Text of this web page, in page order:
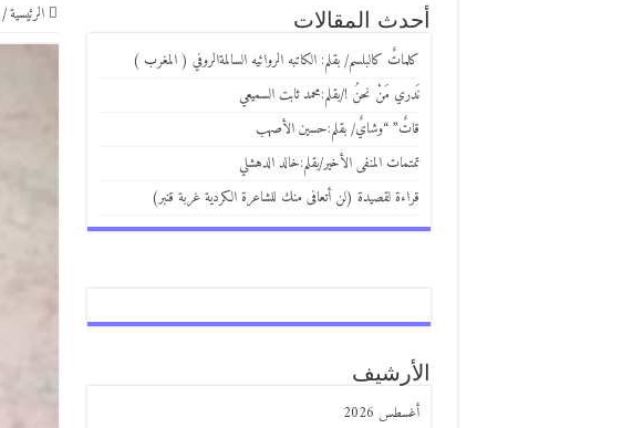
الرئيسية/ أحدث المقالات
كلماتٌ كالبلسم/ بقلم: الكاتبه الروائيه السالمةالروفي ( المغرب )
نَدري مَنْ نحنُ !/بقلم:محمد ثابت السميعي
قاتٌ” “وشايٌ/ بقلم:حسين الأصهب
تمتمات المنفى الأخير/بقلم:خالد الدهشلي
قراءة لقصيدة (لن أتعافى منك للشاعرة الكردية غربة قنبر)
الأرشيف
أغسطس 2026